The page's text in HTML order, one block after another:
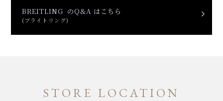
BREITLING のQ&A はこちら
(ブライトリング)
STORE LOCATION